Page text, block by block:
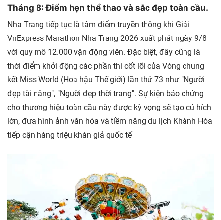
Tháng 8: Điểm hẹn thể thao và sắc đẹp toàn cầu.
Nha Trang tiếp tục là tâm điểm truyền thông khi Giải
VnExpress Marathon Nha Trang 2026 xuất phát ngày 9/8
với quy mô 12.000 vận động viên. Đặc biệt, đây cũng là
thời điểm khởi động các phần thi cốt lõi của Vòng chung
kết Miss World (Hoa hậu Thế giới) lần thứ 73 như "Người
đẹp tài năng", "Người đẹp thời trang". Sự kiện bảo chứng
cho thương hiệu toàn cầu này được kỳ vọng sẽ tạo cú hích
lớn, đưa hình ảnh văn hóa và tiềm năng du lịch Khánh Hòa
tiếp cận hàng triệu khán giả quốc tế